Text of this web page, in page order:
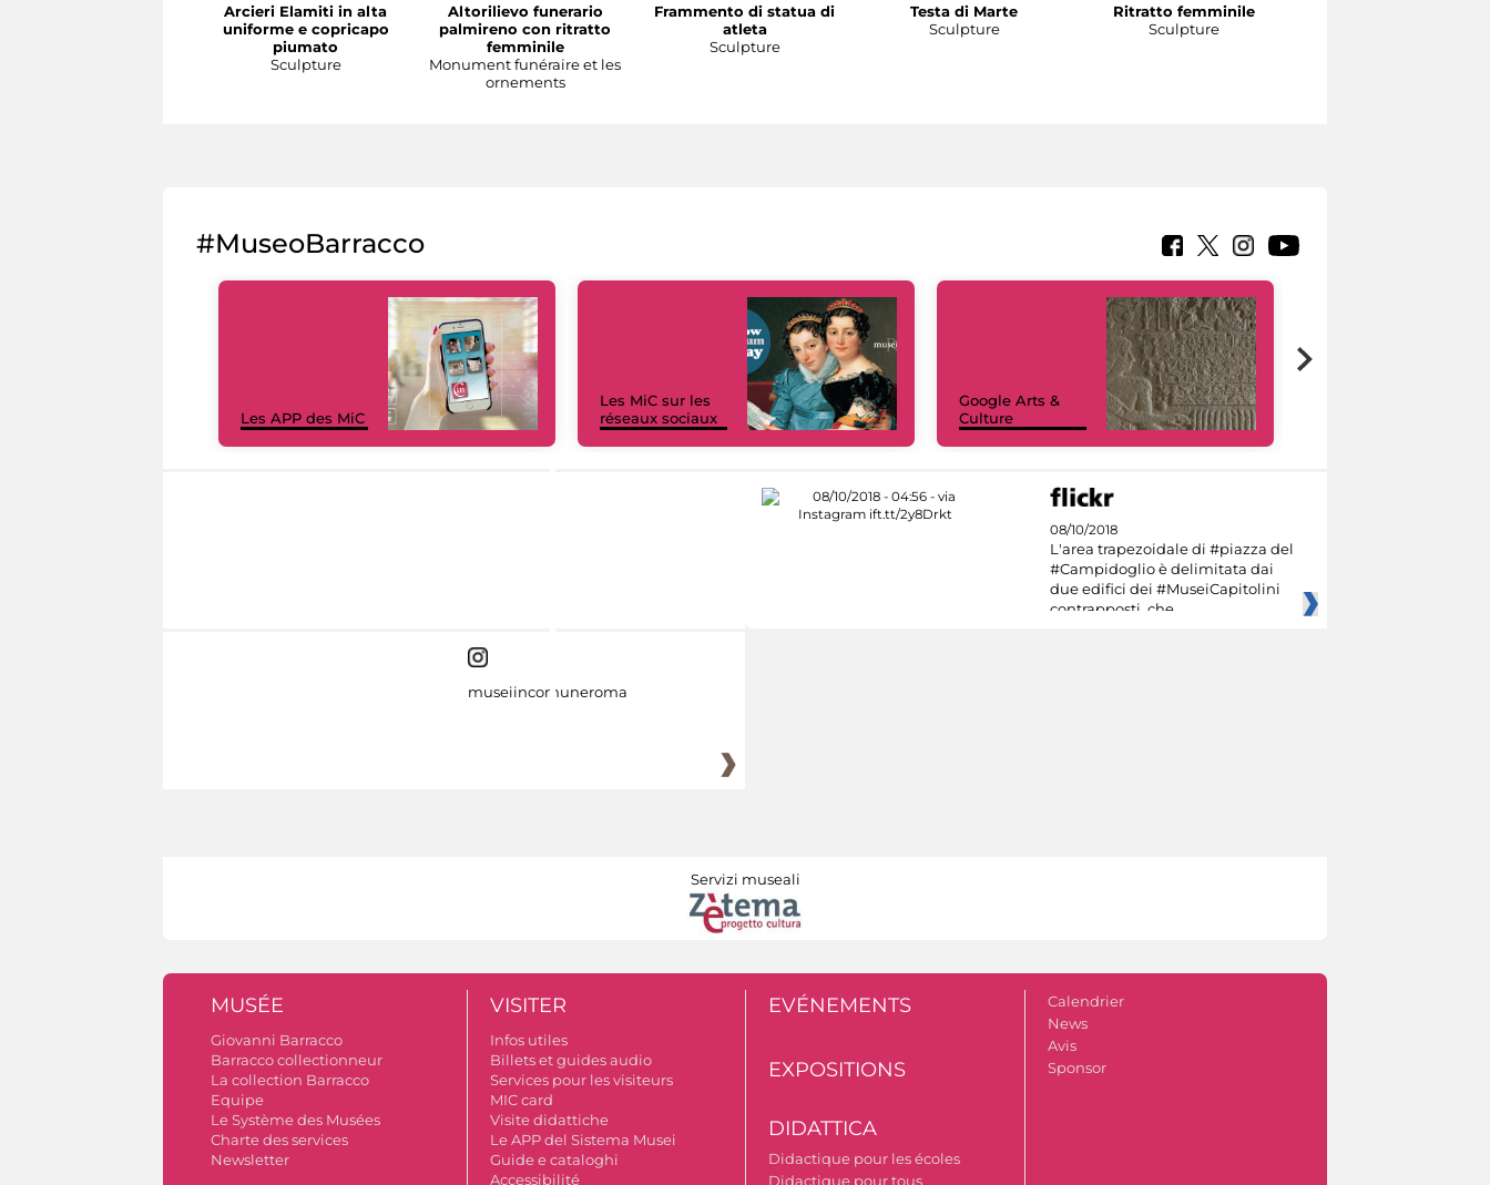
Arcieri Elamiti in alta
uniforme e copricapo
piumato
Sculpture
Altorilievo funerario
palmireno con ritratto
femminile
Monument funéraire et les
ornements
Frammento di statua di
atleta
Sculpture
Testa di Marte
Sculpture
Ritratto femminile
Sculpture
#MuseoBarracco
Les APP des MiC
Les MiC sur les
réseaux sociaux
Google Arts &
Culture
08/10/2018
L'area trapezoidale di #piazza del
#Campidoglio è delimitata dai
due edifici dei #MuseiCapitolini
contrapposti, che
museiincomuneroma
Servizi museali
MUSÉE
Giovanni Barracco
Barracco collectionneur
La collection Barracco
Equipe
Le Système des Musées
Charte des services
Newsletter
VISITER
Infos utiles
Billets et guides audio
Services pour les visiteurs
MIC card
Visite didattiche
Le APP del Sistema Musei
Guide e cataloghi
Accessibilité
EVÉNEMENTS
EXPOSITIONS
DIDATTICA
Didactique pour les écoles
Didactique pour tous
Calendrier
News
Avis
Sponsor